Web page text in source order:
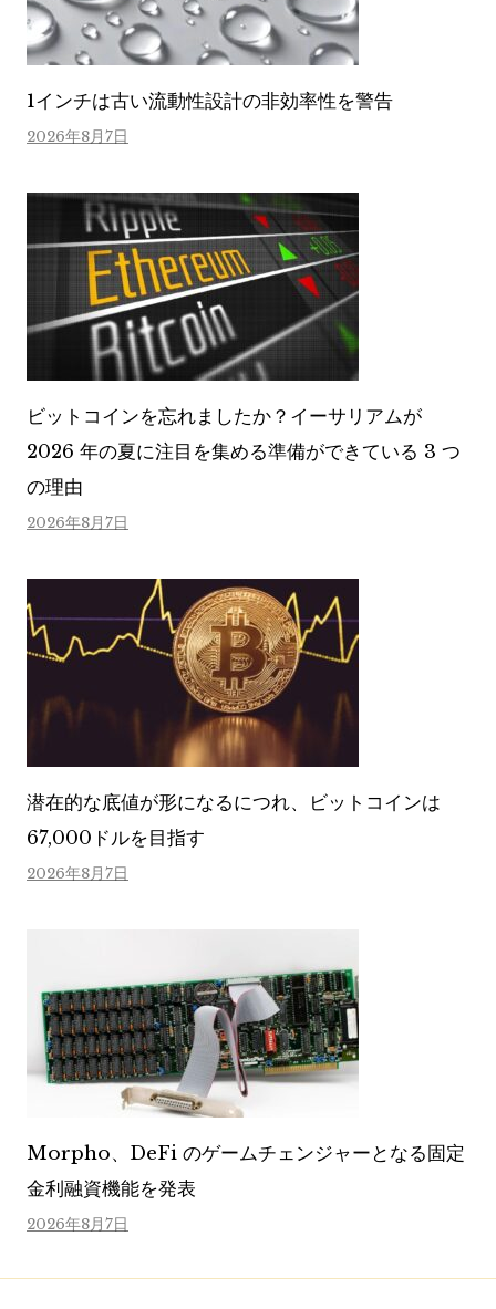
1インチは古い流動性設計の非効率性を警告
2026年8月7日
ビットコインを忘れましたか？イーサリアムが
2026 年の夏に注目を集める準備ができている 3 つ
の理由
2026年8月7日
潜在的な底値が形になるにつれ、ビットコインは
67,000ドルを目指す
2026年8月7日
Morpho、DeFi のゲームチェンジャーとなる固定
金利融資機能を発表
2026年8月7日